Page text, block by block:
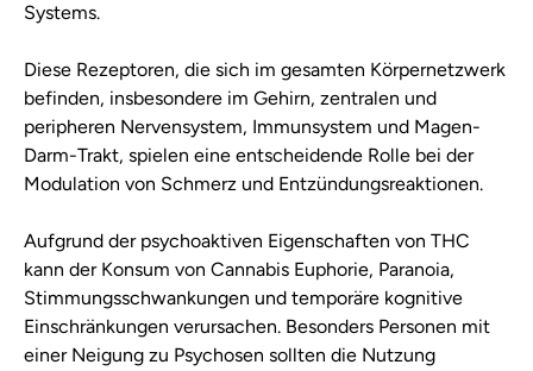
Systems.
Diese Rezeptoren, die sich im gesamten Körpernetzwerk
befinden, insbesondere im Gehirn, zentralen und
peripheren Nervensystem, Immunsystem und Magen-
Darm-Trakt, spielen eine entscheidende Rolle bei der
Modulation von Schmerz und Entzündungsreaktionen.
Aufgrund der psychoaktiven Eigenschaften von THC
kann der Konsum von Cannabis Euphorie, Paranoia,
Stimmungsschwankungen und temporäre kognitive
Einschränkungen verursachen. Besonders Personen mit
einer Neigung zu Psychosen sollten die Nutzung